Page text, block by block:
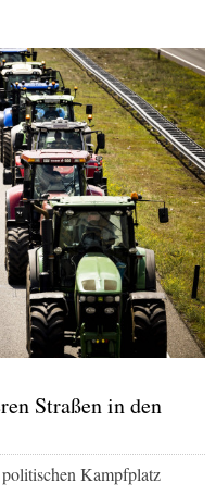
Straßen in den
Kampfplatz